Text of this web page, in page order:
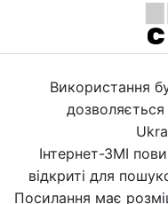
Використання
Інтернет-ЗМІ
відкриті для
Посилання має